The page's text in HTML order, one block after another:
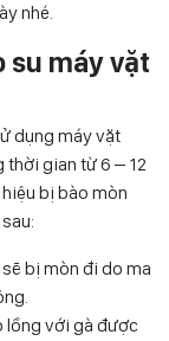
nhé.
su máy vặt
dụng máy vặt
thời gian từ 6 – 12
bị bào mòn
bị mòn đi do ma
lồng với gà được